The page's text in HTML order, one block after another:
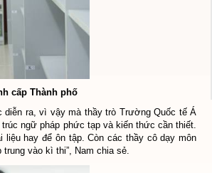
cấp Thành phố
ra, vì vậy mà thầy trò Trường Quốc tế Á
ngữ pháp phức tạp và kiến thức cần thiết.
hay để ôn tập. Còn các thầy cô dạy môn
vào kì thi”, Nam chia sẻ.